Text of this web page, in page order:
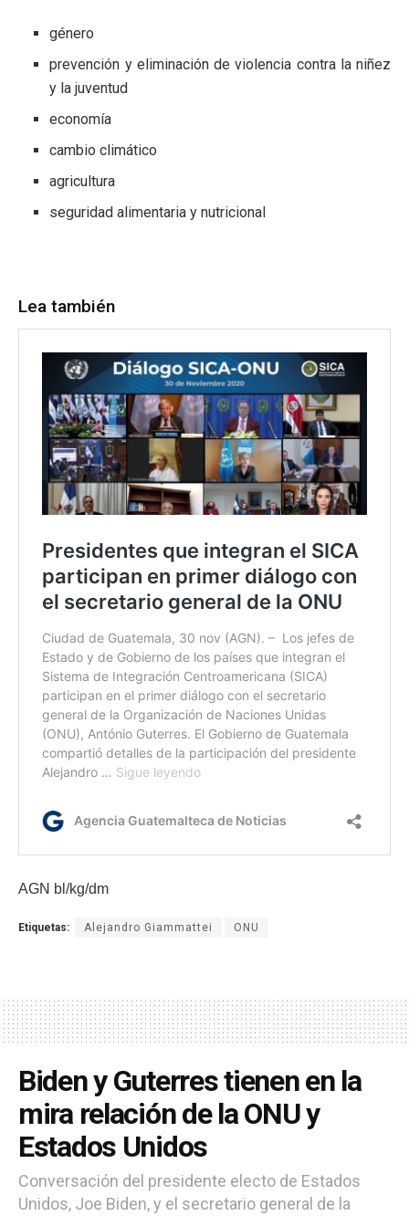
género
prevención y eliminación de violencia contra la niñez
y la juventud
economía
cambio climático
agricultura
seguridad alimentaria y nutricional
Lea también
AGN bl/kg/dm
Etiquetas: Alejandro Giammattei ONU
Biden y Guterres tienen en la
mira relación de la ONU y
Estados Unidos
Conversación del presidente electo de Estados
Unidos, Joe Biden, y el secretario general de la